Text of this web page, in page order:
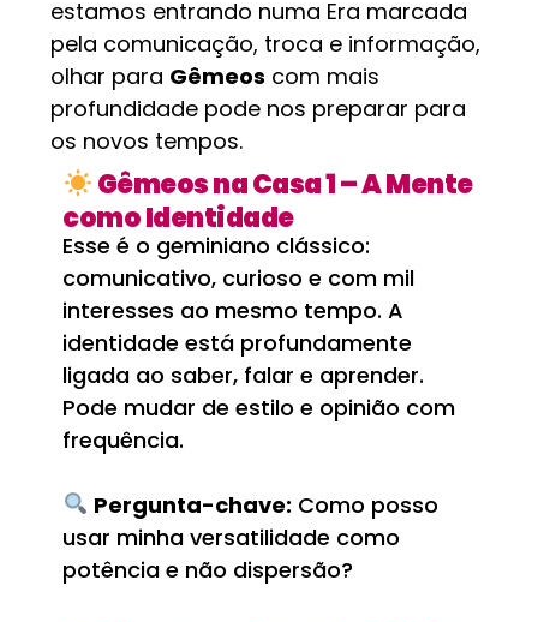
estamos entrando numa Era marcada
pela comunicação, troca e informação,
olhar para Gêmeos com mais
profundidade pode nos preparar para
os novos tempos.
Gêmeos na Casa 1 – A Mente
como Identidade
Esse é o geminiano clássico:
comunicativo, curioso e com mil
interesses ao mesmo tempo. A
identidade está profundamente
ligada ao saber, falar e aprender.
Pode mudar de estilo e opinião com
frequência.
Pergunta-chave: Como posso
usar minha versatilidade como
potência e não dispersão?